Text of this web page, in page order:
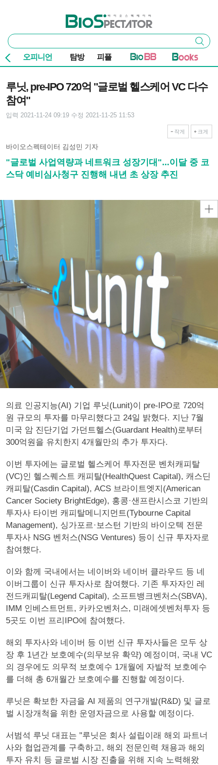
바이오스펙테이터
통
합
검
색
검색
오피니언 탐방 피플
루닛, pre-IPO 720억 "글로벌 헬스케어 VC 다수
참여"
입력 2021-11-24 09:19 수정 2021-11-25 11:53
작게 크게
바이오스펙테이터 김성민 기자
"글로벌 사업역량과 네트워크 성장기대"...이달 중 코
스닥 예비심사청구 진행해 내년 초 상장 추진
의료 인공지능(AI) 기업 루닛(Lunit)이 pre-IPO로 720억
원 규모의 투자를 마무리했다고 24일 밝혔다. 지난 7월
미국 암 진단기업 가던트헬스(Guardant Health)로부터
300억원을 유치한지 4개월만의 추가 투자다.
이번 투자에는 글로벌 헬스케어 투자전문 벤처캐피탈
(VC)인 헬스퀘스트 캐피탈(HealthQuest Capital), 캐스딘
캐피탈(Casdin Capital), ACS 브라이트엣지(American
Cancer Society BrightEdge), 홍콩·샌프란시스코 기반의
투자사 타이번 캐피탈메니지먼트(Tybourne Capital
Management), 싱가포르·보스턴 기반의 바이오텍 전문
투자사 NSG 벤처스(NSG Ventures) 등이 신규 투자자로
참여했다.
이와 함께 국내에서는 네이버와 네이버 클라우드 등 네
이버그룹이 신규 투자사로 참여했다. 기존 투자자인 레
전드캐피탈(Legend Capital), 소프트뱅크벤처스(SBVA),
IMM 인베스트먼트, 카카오벤처스, 미래에셋벤처투자 등
5곳도 이번 프리IPO에 참여했다.
해외 투자사와 네이버 등 이번 신규 투자사들은 모두 상
장 후 1년간 보호예수(의무보유 확약) 예정이며, 국내 VC
의 경우에도 의무적 보호예수 1개월에 자발적 보호예수
를 더해 총 6개월간 보호예수를 진행할 예정이다.
루닛은 확보한 자금을 AI 제품의 연구개발(R&D) 및 글로
벌 시장개척을 위한 운영자금으로 사용할 예정이다.
서범석 루닛 대표는 "루닛은 회사 설립이래 해외 파트너
사와 협업관계를 구축하고, 해외 전문인력 채용과 해외
투자 유치 등 글로벌 시장 진출을 위해 지속 노력해왔